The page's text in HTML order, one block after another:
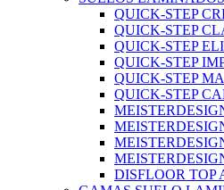
QUICK-STEP
QUICK-STEP
QUICK-STEP
QUICK-STEP
QUICK-STEP
QUICK-STEP
DISFLOOR TOP